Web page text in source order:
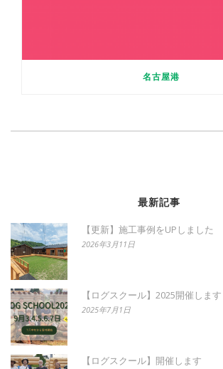
名古屋港
最新記事
【更新】施工事例をUPしました
2026年3月11日
【ログスクール】2025開催します
2025年7月1日
【ログスクール】開催します